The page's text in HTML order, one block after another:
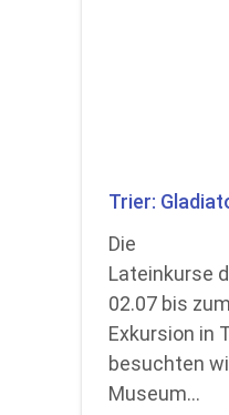
Trier:
Die
Lateinkurse
02.07 bis
Exkursion in
besuchten
Museum…